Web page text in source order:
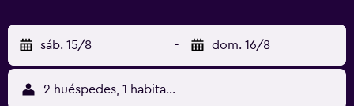
sáb. 15/8 - dom. 16/8
2 huéspedes, 1 habitación